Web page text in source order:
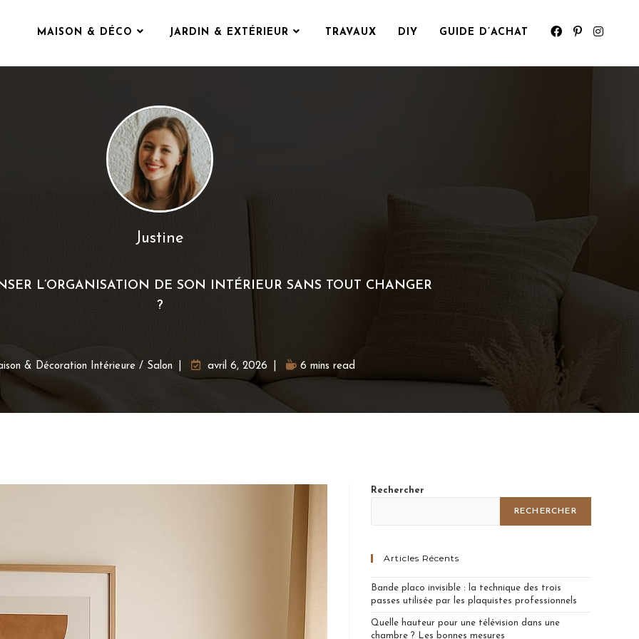
MAISON & DÉCO JARDIN & EXTÉRIEUR TRAVAUX DIY GUIDE D’ACHAT
Justine
L’ORGANISATION DE SON INTÉRIEUR SANS TOUT CHANGER
?
& Décoration Intérieure / Salon avril 6, 2026 6 mins read
Rechercher
RECHERCHER
Articles Récents
Bande placo invisible : la technique des trois
passes utilisée par les plaquistes professionnels
Quelle hauteur pour une télévision dans une
chambre ? Les bonnes mesures